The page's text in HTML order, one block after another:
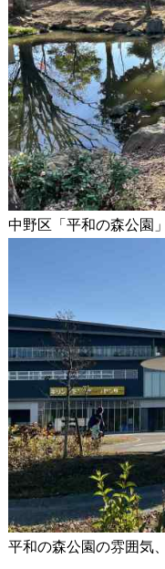
中野区「平和の森公園
平和の森公園の雰囲気